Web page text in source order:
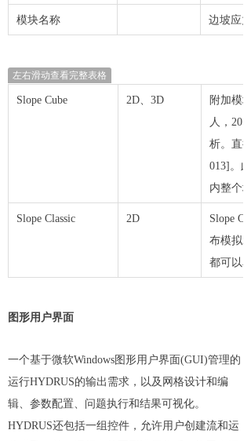
模块名称 边坡应
左右滑动查看完整表格
Slope Cube 2D、3D
附加模
人，
析。直
013]。
内整个
Slope Classic 2D
Slope
布模拟
都可以
图形用户界面
一个基于微软Windows图形用户界面(GUI)管理的
运行HYDRUS的输出需求，以及网格设计和编
辑、参数配置、问题执行和结果可视化。
HYDRUS还包括一组控件，允许用户创建流和运